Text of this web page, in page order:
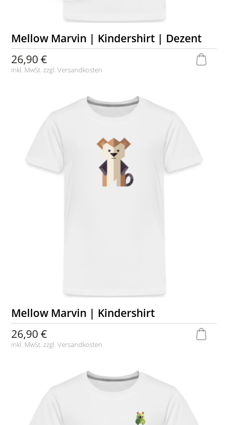
Mellow Marvin | Kindershirt | Dezent
26,90 €
inkl. MwSt. zzgl.Versandkosten
Mellow Marvin | Kindershirt
26,90 €
inkl. MwSt. zzgl.Versandkosten